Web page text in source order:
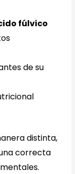
fúlvico
de su
distinta,
correcta